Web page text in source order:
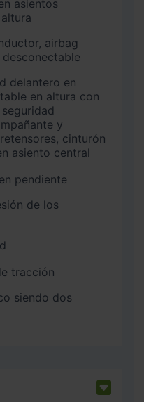
en altura con
y
cinturón
asiento central
pendiente
tracción